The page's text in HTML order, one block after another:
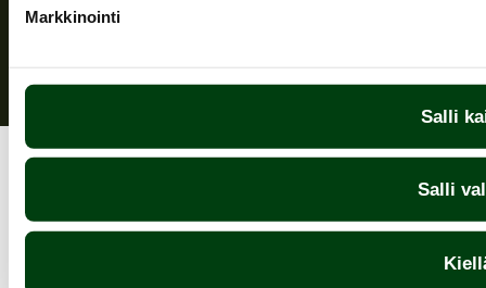
Markkinointi
Salli
Salli